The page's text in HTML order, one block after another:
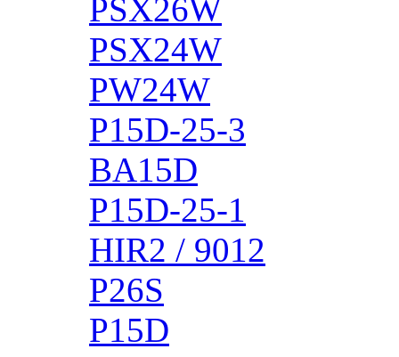
PSX26W
PSX24W
PW24W
P15D-25-3
BA15D
P15D-25-1
HIR2 / 9012
P26S
P15D